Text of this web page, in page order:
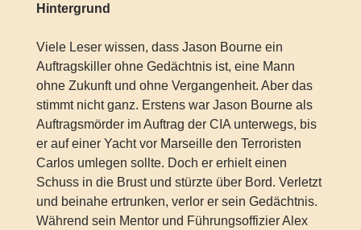
Hintergrund
Viele Leser wissen, dass Jason Bourne ein
Auftragskiller ohne Gedächtnis ist, eine Mann
ohne Zukunft und ohne Vergangenheit. Aber das
stimmt nicht ganz. Erstens war Jason Bourne als
Auftragsmörder im Auftrag der CIA unterwegs, bis
er auf einer Yacht vor Marseille den Terroristen
Carlos umlegen sollte. Doch er erhielt einen
Schuss in die Brust und stürzte über Bord. Verletzt
und beinahe ertrunken, verlor er sein Gedächtnis.
Während sein Mentor und Führungsoffizier Alex